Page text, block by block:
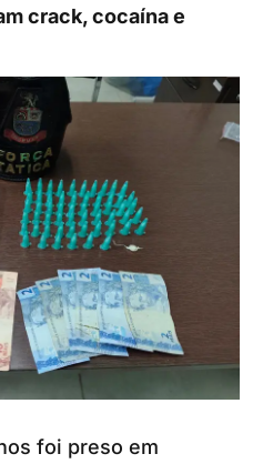
crack, cocaína e
foi preso em